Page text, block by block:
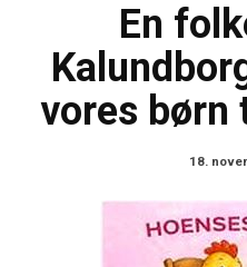
En
vores børn
18.